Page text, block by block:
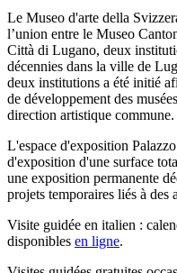
Le Museo d'arte della
l’union entre le Museo
Città di Lugano, deux
décennies dans la ville de
deux institutions a été initié
de développement des
direction artistique commune.
L'espace d'exposition
d'exposition d'une surface
une exposition permanente
projets temporaires liés à des
Visite guidée en italien :
disponibles en ligne.